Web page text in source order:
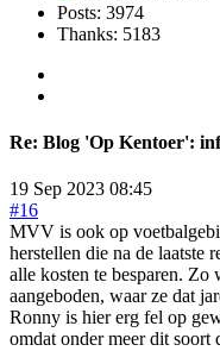
Posts: 3974
Thanks: 5183
Re: Blog 'Op Kentoer':
19 Sep 2023 08:45
#16
MVV is ook op
herstellen die na de laatste
alle kosten te besparen. Zo
aangeboden, waar ze dat
Ronny is hier erg fel op
omdat onder meer dit soort